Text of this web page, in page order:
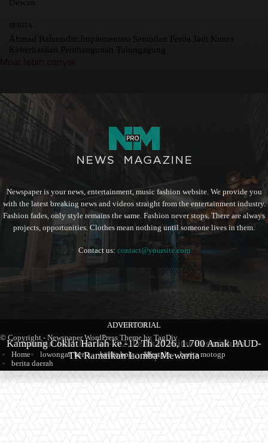
BERITA
Produk Kopi Premium Asal Wonodadi Ramaikan Blitarian
Expo 2026
BERITA
Sambut Hari Jadi ke-702, Pemkab Blitar Resmi Buka
Blitarian Expo
ADVERTORIAL
Kampung Coklat Harlah ke -12 Th 2026, 1.700 Anak PAUD-
TK Ramaikan Lomba Mewarna
Dewan
BERITA
Ahmad Baharudin:Implementasi Sembilan Perda Jadi Kunci
Keberhasilan Pembangunan Tulungagung
Newspaper is your news, entertainment, music fashion website. We provide you
with the latest breaking news and videos straight from the entertainment industry.
Fashion fades, only style remains the same. Fashion never stops. There are always
projects, opportunities. Clothes mean nothing until someone lives in them.
Contact us: contact@yoursite.com
© Copyright - Newspaper WordPress Theme by TagDiv
Home
lowongan kerja berita bola lifestyle
berita motogp
berita daerah